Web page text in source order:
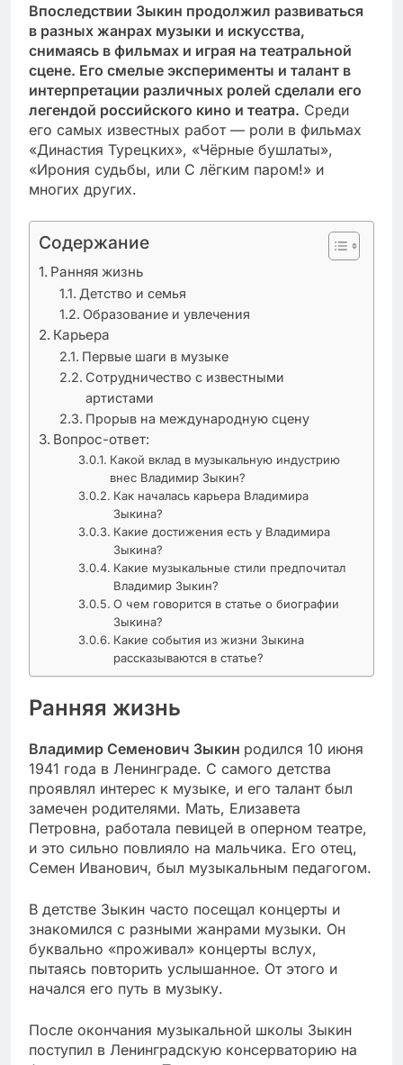
Впоследствии Зыкин продолжил развиваться
в разных жанрах музыки и искусства,
снимаясь в фильмах и играя на театральной
сцене. Его смелые эксперименты и талант в
интерпретации различных ролей сделали его
легендой российского кино и театра. Среди
его самых известных работ — роли в фильмах
«Династия Турецких», «Чёрные бушлаты»,
«Ирония судьбы, или С лёгким паром!» и
многих других.
Содержание
Ранняя жизнь
Детство и семья
Образование и увлечения
Карьера
Первые шаги в музыке
Сотрудничество с известными
артистами
Прорыв на международную сцену
Вопрос-ответ:
Какой вклад в музыкальную индустрию
внес Владимир Зыкин?
Как началась карьера Владимира
Зыкина?
Какие достижения есть у Владимира
Зыкина?
Какие музыкальные стили предпочитал
Владимир Зыкин?
О чем говорится в статье о биографии
Зыкина?
Какие события из жизни Зыкина
рассказываются в статье?
Ранняя жизнь
Владимир Семенович Зыкин родился 10 июня
1941 года в Ленинграде. С самого детства
проявлял интерес к музыке, и его талант был
замечен родителями. Мать, Елизавета
Петровна, работала певицей в оперном театре,
и это сильно повлияло на мальчика. Его отец,
Семен Иванович, был музыкальным педагогом.
В детстве Зыкин часто посещал концерты и
знакомился с разными жанрами музыки. Он
буквально «проживал» концерты вслух,
пытаясь повторить услышанное. От этого и
начался его путь в музыку.
После окончания музыкальной школы Зыкин
поступил в Ленинградскую консерваторию на